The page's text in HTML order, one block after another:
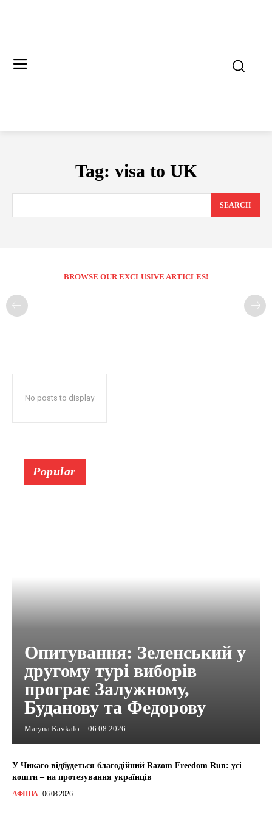
Tag: visa to UK
SEARCH
BROWSE OUR EXCLUSIVE ARTICLES!
No posts to display
Popular
Опитування: Зеленський у
другому турі виборів
програє Залужному,
Буданову та Федорову
Maryna Kavkalo - 06.08.2026
У Чикаго відбудеться благодійний Razom Freedom Run: усі
кошти – на протезування українців
АФІША 06.08.2026